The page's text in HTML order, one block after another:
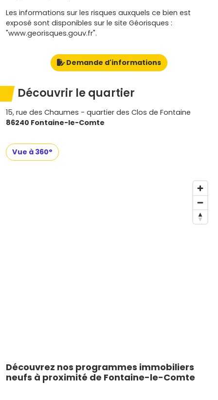
Les informations sur les risques auxquels ce bien est
exposé sont disponibles sur le site Géorisques :
"www.georisques.gouv.fr".
Demande d'informations
Découvrir le quartier
15, rue des Chaumes - quartier des Clos de Fontaine
86240 Fontaine-le-Comte
Vue à 360°
Découvrez nos programmes immobiliers
neufs à proximité de Fontaine-le-Comte